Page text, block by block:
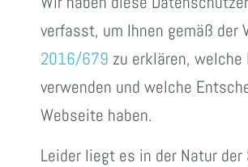
verfasst, um Ihnen gemäß der
2016/679 zu erklären,
verwenden und welche
Webseite haben.
Leider liegt es in der Natur